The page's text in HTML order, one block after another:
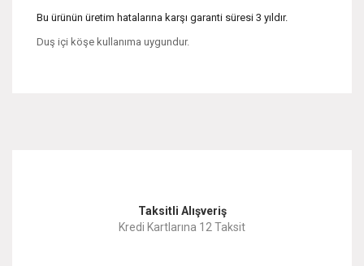
Bu ürünün üretim hatalarına karşı garanti süresi 3 yıldır.
Duş içi köşe kullanıma uygundur.
Ürün resmi kalitesiz, bozuk veya görüntülenemiyor.
Taksitli Alışveriş
Kredi Kartlarına 12 Taksit